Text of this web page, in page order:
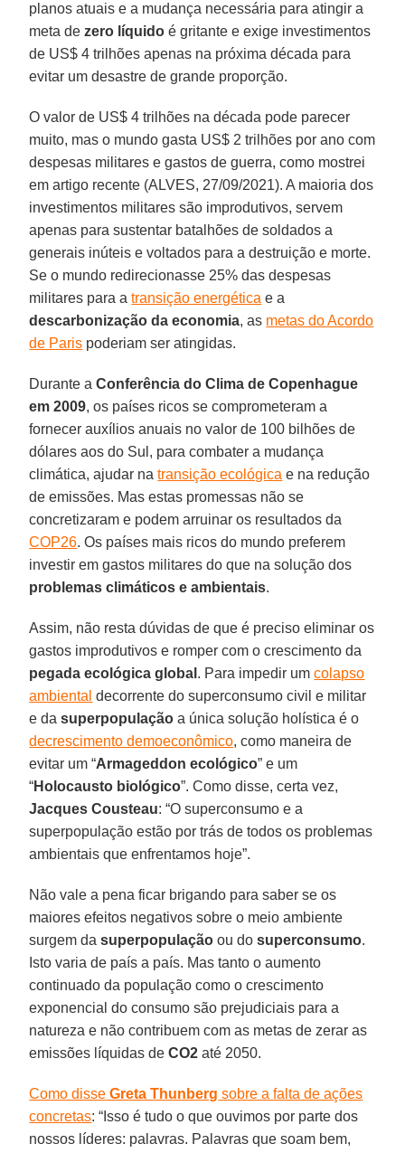
planos atuais e a mudança necessária para atingir a
meta dezero líquido é gritante e exige investimentos
de US$ 4 trilhões apenas na próxima década para
evitar um desastre de grande proporção.
O valor de US$ 4 trilhões na década pode parecer
muito, mas o mundo gasta US$ 2 trilhões por ano com
despesas militares e gastos de guerra, como mostrei
em artigo recente (ALVES, 27/09/2021). A maioria dos
investimentos militares são improdutivos, servem
apenas para sustentar batalhões de soldados a
generais inúteis e voltados para a destruição e morte.
Se o mundo redirecionasse 25% das despesas
militares para atransição energética e a
descarbonização da economia, as metas do Acordo
de Paris poderiam ser atingidas.
Durante aConferência do Clima de Copenhague
em 2009, os países ricos se comprometeram a
fornecer auxílios anuais no valor de 100 bilhões de
dólares aos do Sul, para combater a mudança
climática, ajudar natransição ecológica e na redução
de emissões. Mas estas promessas não se
concretizaram e podem arruinar os resultados da
COP26. Os países mais ricos do mundo preferem
investir em gastos militares do que na solução dos
problemas climáticos e ambientais.
Assim, não resta dúvidas de que é preciso eliminar os
gastos improdutivos e romper com o crescimento da
pegada ecológica global . Para impedir umcolapso
ambiental decorrente do superconsumo civil e militar
e dasuperpopulação a única solução holística é o
decrescimento demoeconômico, como maneira de
evitar um “Armageddon ecológico” e um
“Holocausto biológico”. Como disse, certa vez,
Jacques Cousteau: “O superconsumo e a
superpopulação estão por trás de todos os problemas
ambientais que enfrentamos hoje”.
Não vale a pena ficar brigando para saber se os
maiores efeitos negativos sobre o meio ambiente
surgem dasuperpopulação ou dosuperconsumo.
Isto varia de país a país. Mas tanto o aumento
continuado da população como o crescimento
exponencial do consumo são prejudiciais para a
natureza e não contribuem com as metas de zerar as
emissões líquidas deCO2 até 2050.
Como disse Greta Thunberg sobre a falta de ações
concretas: “Isso é tudo o que ouvimos por parte dos
nossos líderes: palavras. Palavras que soam bem,